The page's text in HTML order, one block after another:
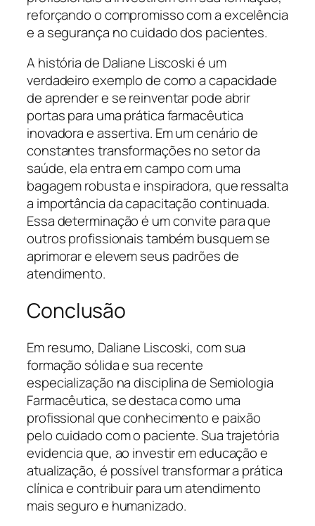
reforçando o compromisso com a excelência
e a segurança no cuidado dos pacientes.
A história de Daliane Liscoski é um
verdadeiro exemplo de como a capacidade
de aprender e se reinventar pode abrir
portas para uma prática farmacêutica
inovadora e assertiva. Em um cenário de
constantes transformações no setor da
saúde, ela entra em campo com uma
bagagem robusta e inspiradora, que ressalta
a importância da capacitação continuada.
Essa determinação é um convite para que
outros profissionais também busquem se
aprimorar e elevem seus padrões de
atendimento.
Conclusão
Em resumo, Daliane Liscoski, com sua
formação sólida e sua recente
especialização na disciplina de Semiologia
Farmacêutica, se destaca como uma
profissional que conhecimento e paixão
pelo cuidado com o paciente. Sua trajetória
evidencia que, ao investir em educação e
atualização, é possível transformar a prática
clínica e contribuir para um atendimento
mais seguro e humanizado.